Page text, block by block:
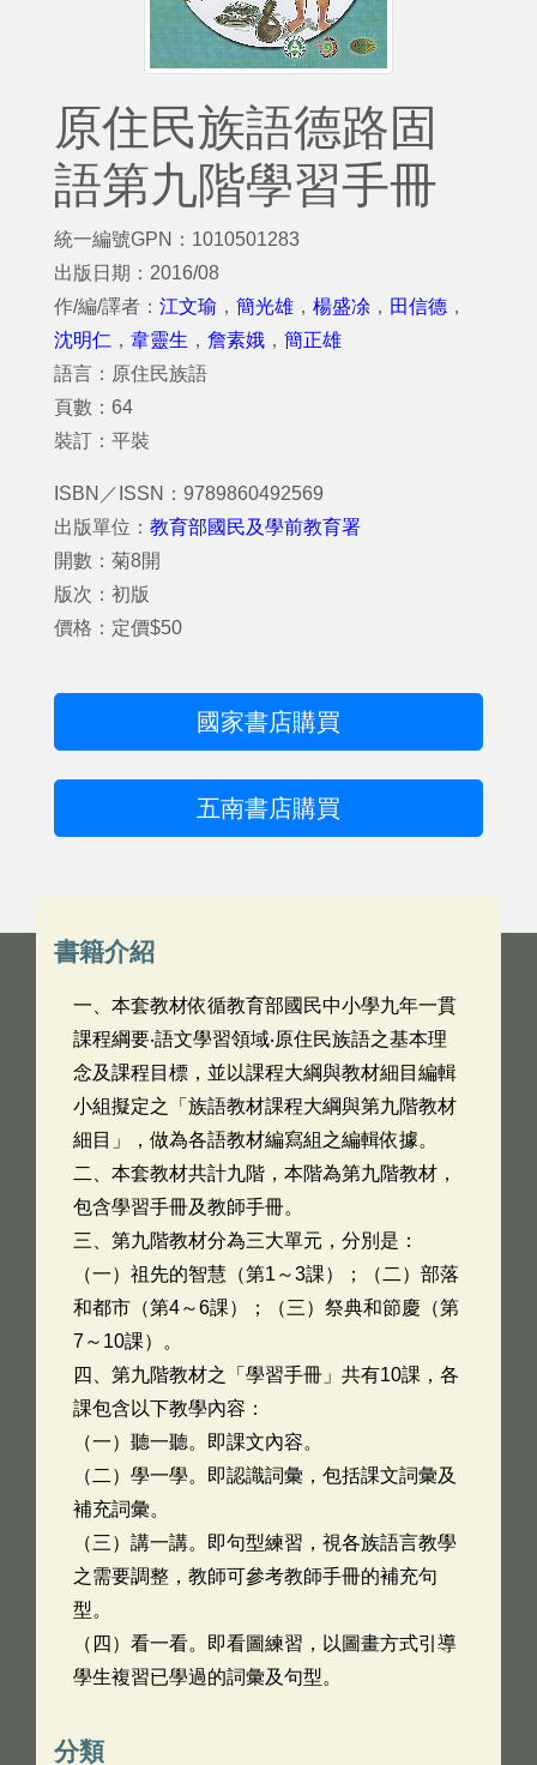
原住民族語德路固
語第九階學習手冊
統一編號GPN：1010501283
出版日期：2016/08
作/編/譯者： 江文瑜 ， 簡光雄 ， 楊盛凃 ， 田信德 ，
沈明仁 ， 韋靈生 ， 詹素娥 ， 簡正雄
語言：原住民族語
頁數：64
裝訂：平裝
ISBN／ISSN：9789860492569
出版單位： 教育部國民及學前教育署
開數：菊8開
版次：初版
價格：定價$50
國家書店購買
五南書店購買
書籍介紹
一、本套教材依循教育部國民中小學九年一貫
課程綱要‧語文學習領域‧原住民族語之基本理
念及課程目標，並以課程大綱與教材細目編輯
小組擬定之「族語教材課程大綱與第九階教材
細目」，做為各語教材編寫組之編輯依據。
二、本套教材共計九階，本階為第九階教材，
包含學習手冊及教師手冊。
三、第九階教材分為三大單元，分別是：
（一）祖先的智慧（第1～3課）；（二）部落
和都市（第4～6課）；（三）祭典和節慶（第
7～10課）。
四、第九階教材之「學習手冊」共有10課，各
課包含以下教學內容：
（一）聽一聽。即課文內容。
（二）學一學。即認識詞彙，包括課文詞彙及
補充詞彙。
（三）講一講。即句型練習，視各族語言教學
之需要調整，教師可參考教師手冊的補充句
型。
（四）看一看。即看圖練習，以圖畫方式引導
學生複習已學過的詞彙及句型。
分類